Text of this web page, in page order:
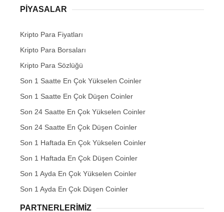
PIYASALAR
Kripto Para Fiyatları
Kripto Para Borsaları
Kripto Para Sözlüğü
Son 1 Saatte En Çok Yükselen Coinler
Son 1 Saatte En Çok Düşen Coinler
Son 24 Saatte En Çok Yükselen Coinler
Son 24 Saatte En Çok Düşen Coinler
Son 1 Haftada En Çok Yükselen Coinler
Son 1 Haftada En Çok Düşen Coinler
Son 1 Ayda En Çok Yükselen Coinler
Son 1 Ayda En Çok Düşen Coinler
PARTNERLERIMIZ